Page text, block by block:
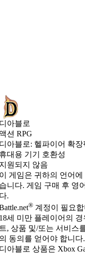
디아블로
액션 RPG
Product Notification
디아블로: 헬파이어 확장
가격
Available actions
휴대용 기기 호환성
지원되지 않음
이 게임은 귀하의 언어
습니다. 게임 구매 후 영
다.
® 계정이 필요
18세 미만 플레이어의
트, 상품 및/또는 서비스
의 동의를 얻어야 합니다.
디아블로 상품은 Xbox